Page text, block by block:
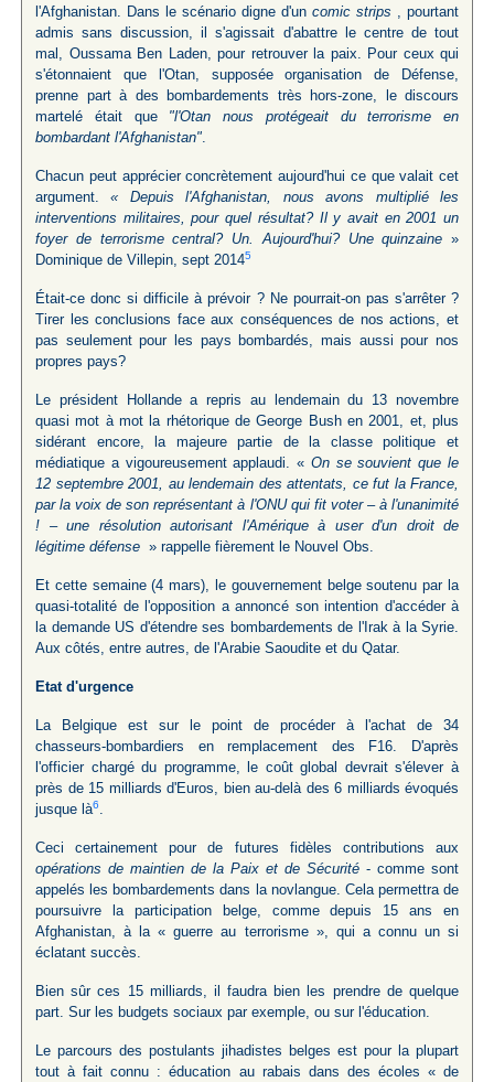
l'Afghanistan. Dans le scénario digne d'un comic strips , pourtant
admis sans discussion, il s'agissait d'abattre le centre de tout
mal, Oussama Ben Laden, pour retrouver la paix. Pour ceux qui
s'étonnaient que l'Otan, supposée organisation de Défense,
prenne part à des bombardements très hors-zone, le discours
martelé était que "l'Otan nous protégeait du terrorisme en
bombardant l'Afghanistan".
Chacun peut apprécier concrètement aujourd'hui ce que valait cet
argument.« Depuis l'Afghanistan, nous avons multiplié les
interventions militaires, pour quel résultat? Il y avait en 2001 un
foyer de terrorisme central? Un. Aujourd'hui? Une quinzaine »
Dominique de Villepin, sept 20145
Était-ce donc si difficile à prévoir ? Ne pourrait-on pas s'arrêter ?
Tirer les conclusions face aux conséquences de nos actions, et
pas seulement pour les pays bombardés, mais aussi pour nos
propres pays?
Le président Hollande a repris au lendemain du 13 novembre
quasi mot à mot la rhétorique de George Bush en 2001, et, plus
sidérant encore, la majeure partie de la classe politique et
médiatique a vigoureusement applaudi. « On se souvient que le
12 septembre 2001, au lendemain des attentats, ce fut la France,
par la voix de son représentant à l'ONU qui fit voter – à l'unanimité
! – une résolution autorisant l'Amérique à user d'un droit de
légitime défense » rappelle fièrement le Nouvel Obs.
Et cette semaine (4 mars), le gouvernement belge soutenu par la
quasi-totalité de l'opposition a annoncé son intention d'accéder à
la demande US d'étendre ses bombardements de l'Irak à la Syrie.
Aux côtés, entre autres, de l'Arabie Saoudite et du Qatar.
Etat d'urgence
La Belgique est sur le point de procéder à l'achat de 34
chasseurs-bombardiers en remplacement des F16. D'après
l'officier chargé du programme, le coût global devrait s'élever à
près de 15 milliards d'Euros, bien au-delà des 6 milliards évoqués
jusque là6.
Ceci certainement pour de futures fidèles contributions aux
opérations de maintien de la Paix et de Sécurité - comme sont
appelés les bombardements dans la novlangue. Cela permettra de
poursuivre la participation belge, comme depuis 15 ans en
Afghanistan, à la « guerre au terrorisme », qui a connu un si
éclatant succès.
Bien sûr ces 15 milliards, il faudra bien les prendre de quelque
part. Sur les budgets sociaux par exemple, ou sur l'éducation.
Le parcours des postulants jihadistes belges est pour la plupart
tout à fait connu : éducation au rabais dans des écoles « de